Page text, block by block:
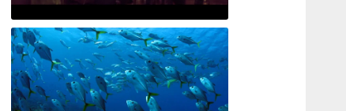
Wastelander Panda Prologue